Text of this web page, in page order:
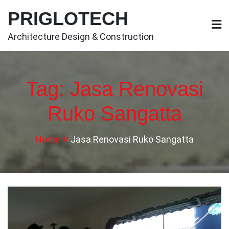
content
PRIGLOTECH
Architecture Design & Construction
Tag: Jasa Renovasi
Ruko Sangatta
Home Jasa Renovasi Ruko Sangatta